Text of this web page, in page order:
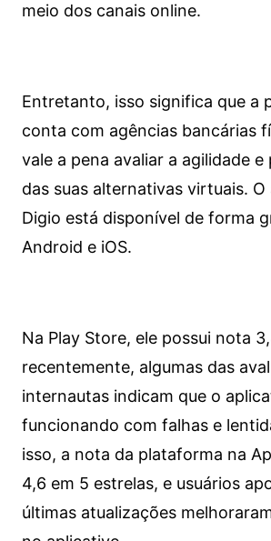
meio dos canais online.
Entretanto, isso significa que a
conta com agências bancárias
vale a pena avaliar a agilidade
das suas alternativas virtuais.
Digio está disponível de forma
Android e iOS.
Na Play Store, ele possui nota
recentemente, algumas das
internautas indicam que o
funcionando com falhas e
isso, a nota da plataforma na
4,6 em 5 estrelas, e usuários
últimas atualizações